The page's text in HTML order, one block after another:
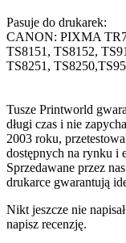
Pasuje do drukarek:
CANON: PIXMA
TS8151, TS8152,
TS8251,
Tusze Printworld
długi czas i nie
2003 roku,
dostępnych na rynku i
Sprzedawane przez
drukarce gwarantują
Nikt jeszcze nie
napisz recenzję.